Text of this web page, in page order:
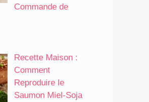
Commande de
Recette Maison :
Comment
Reproduire le
Saumon Miel-Soja